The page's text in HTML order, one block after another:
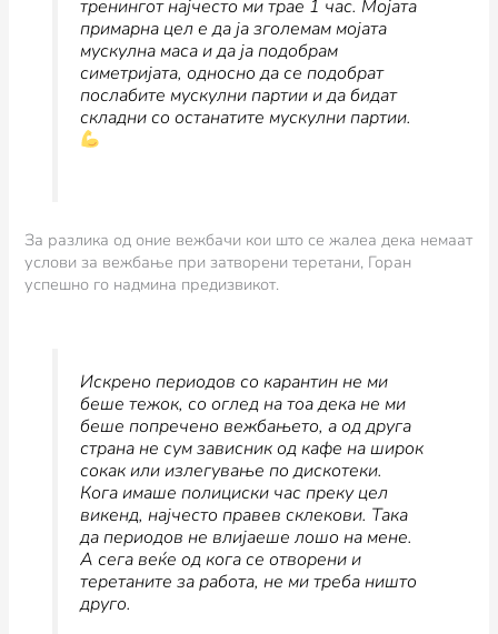
тренингот најчесто ми трае 1 час. Мојата
примарна цел е да ја зголемам мојата
мускулна маса и да ја подобрам
симетријата, односно да се подобрат
послабите мускулни партии и да бидат
складни со останатите мускулни партии.
За разлика од оние вежбачи кои што се жалеа дека немаат
услови за вежбање при затворени теретани, Горан
успешно го надмина предизвикот.
Искрено периодов со карантин не ми
беше тежок, со оглед на тоа дека не ми
беше попречено вежбањето, а од друга
страна не сум зависник од кафе на широк
сокак или излегување по дискотеки.
Кога имаше полициски час преку цел
викенд, најчесто правев склекови. Така
да периодов не влијаеше лошо на мене.
А сега веќе од кога се отворени и
теретаните за работа, не ми треба ништо
друго.